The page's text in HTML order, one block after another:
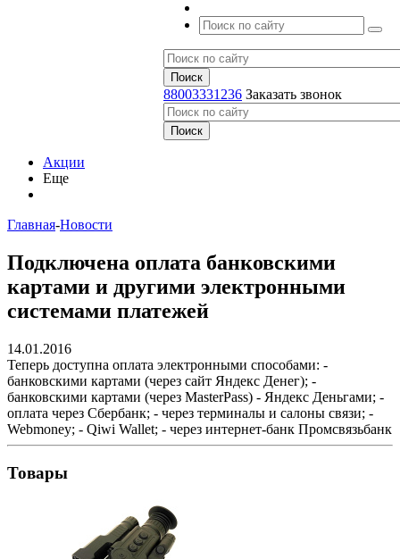
88003331236 Заказать звонок
Акции
Еще
Главная-Новости
Подключена оплата банковскими
картами и другими электронными
системами платежей
14.01.2016
Теперь доступна оплата электронными способами: -
банковскими картами (через сайт Яндекс Денег); -
банковскими картами (через MasterPass) - Яндекс Деньгами; -
оплата через Сбербанк; - через терминалы и салоны связи; -
Webmoney; - Qiwi Wallet; - через интернет-банк Промсвязьбанк
Товары